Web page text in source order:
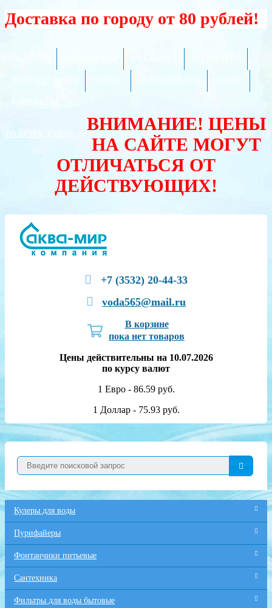
Доставка по городу от 80 рублей!
ВАЛЮТА:
ВНИМАНИЕ! ЦЕНЫ
НА САЙТЕ МОГУТ
ОТЛИЧАТЬСЯ ОТ
ДЕЙСТВУЮЩИХ!
+7 (3532) 20-44-33
voda565@mail.ru
В корзине
пока нет товаров
Цены действительны на 10.07.2026
по курсу валют
1 Евро - 86.59 руб.
1 Доллар - 75.93 руб.
Кулеры для воды
Пурифайеры
Фонтанчики питьевые
Сантехника
Фильтры для воды бытовые